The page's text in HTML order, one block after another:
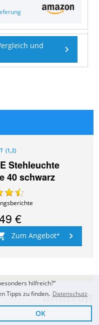
und
(1,2)
Stehleuchte
40 schwarz
€
Zum Angebot
hilfreich?“
Tipps zu finden. Datenschutz
OK